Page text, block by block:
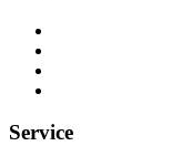
Service